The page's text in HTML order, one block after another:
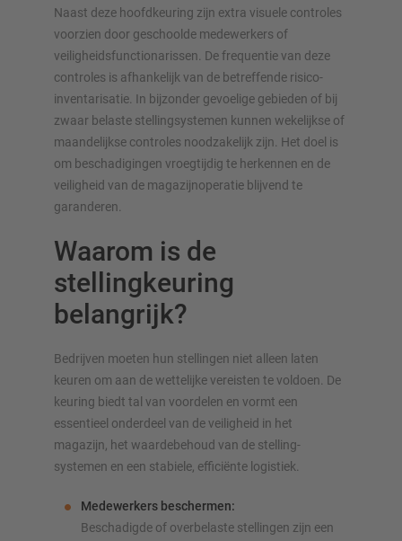
Naast deze hoofdkeuring zijn extra visuele controles
voorzien door geschoolde medewerkers of
veiligheidsfunctionarissen. De frequentie van deze
controles is afhankelijk van de betreffende risico-
inventarisatie. In bijzonder gevoelige gebieden of bij
zwaar belaste stelling­systemen kunnen wekelijkse of
maandelijkse controles noodzakelijk zijn. Het doel is
om beschadigingen vroegtijdig te herkennen en de
veiligheid van de magazijnoperatie blijvend te
garanderen.
Waarom is de
stellingkeuring
belangrijk?
Bedrijven moeten hun stellingen niet alleen laten
keuren om aan de wettelijke vereisten te voldoen. De
keuring biedt tal van voordelen en vormt een
essentieel onderdeel van de veiligheid in het
magazijn, het waardebehoud van de stelling­
systemen en een stabiele, efficiënte logistiek.
Medewerkers beschermen:
Beschadigde of overbelaste stellingen zijn een